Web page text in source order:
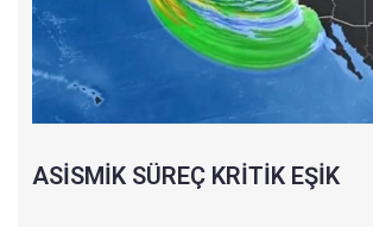
ASİSMİK SÜREÇ KRİTİK EŞİK